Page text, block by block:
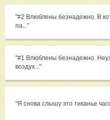
"#2 Влюблены безнадежно. В
па..."
"#1 Влюблены безнадежно.
воздух..."
"Я снова слышу это тиканье